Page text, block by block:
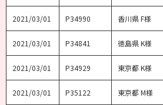
2021/03/01 P34990 香川県 F様
2021/03/01 P34841 徳島県 K様
2021/03/01 P34929 東京都 K様
2021/03/01 P35122 東京都 M様